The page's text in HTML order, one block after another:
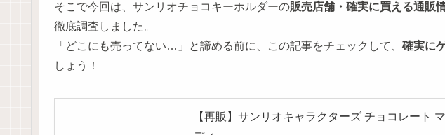
そこで今回は、サンリオチョコキーホルダーの販売店舗・確実に買える通販
徹底調査しました。
「どこにも売ってない…」と諦める前に、この記事をチェックして、 確実に
しょう！
【再販】サンリオキャラクターズ チョコレート